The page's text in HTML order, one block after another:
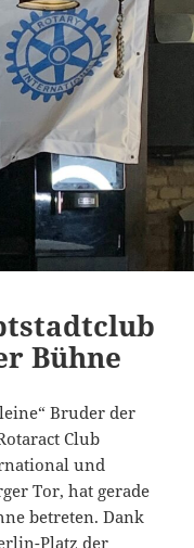
Bühne
Bruder der
Club
und
Tor, hat gerade
betreten. Dank
Platz der